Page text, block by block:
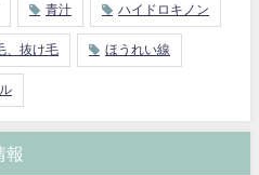
青汁 ハイドロキノン
、抜け毛 ほうれい線
報